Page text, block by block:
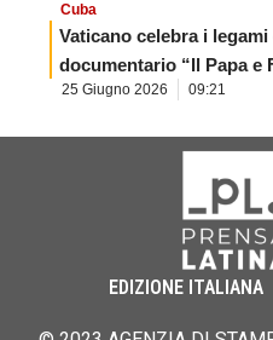
Cuba
Vaticano celebra i
documentario “Il Papa e
25 Giugno 2026 09:21
EDIZIONE ITALIANA